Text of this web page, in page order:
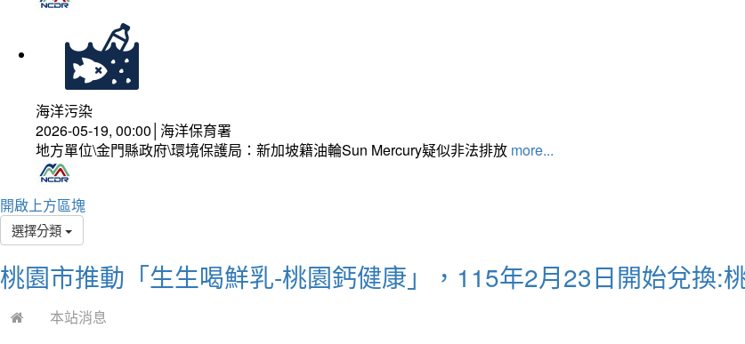
海洋污染
2026-05-19, 00:00│海洋保育署
地方單位\金門縣政府\環境保護局：新加坡籍油輪Sun Mercury疑似非法排放 more...
開啟上方區塊
選擇分類
桃園市推動「生生喝鮮乳-桃園鈣健康」，115年2月23日開始兌換:
本站消息